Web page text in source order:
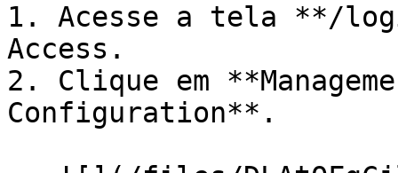
1. Acesse a tela **/
Access.
2. Clique em
Configuration**.